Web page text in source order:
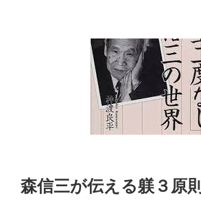
森信三が伝える躾３原則